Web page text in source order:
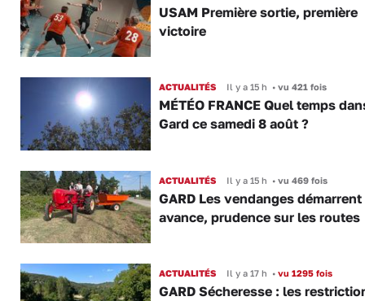
USAM Première sortie, première
victoire
ACTUALITÉS Il y a 15 h •vu 421 fois
MÉTÉO FRANCE Quel temps
Gard ce samedi 8 août ?
ACTUALITÉS Il y a 15 h •vu 469 fois
GARD Les vendanges démarrent
avance, prudence sur les routes
ACTUALITÉS Il y a 17 h •vu 1295 fois
GARD Sécheresse : les